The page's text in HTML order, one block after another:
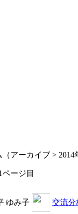
アーカイブ > 2014
ージ目
ゆみ子 交流分